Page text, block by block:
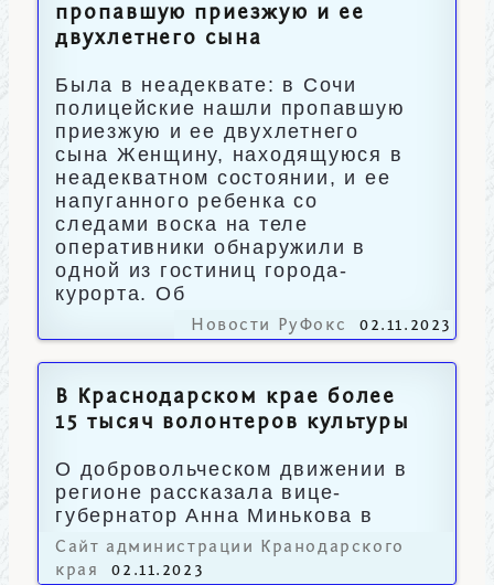
пропавшую приезжую и ее
двухлетнего сына
Была в неадеквате: в Сочи
полицейские нашли пропавшую
приезжую и ее двухлетнего
сына Женщину, находящуюся в
неадекватном состоянии, и ее
напуганного ребенка со
следами воска на теле
оперативники обнаружили в
одной из гостиниц города-
курорта. Об
Новости РуФокс 02.11.2023
В Краснодарском крае более
15 тысяч волонтеров культуры
О добровольческом движении в
регионе рассказала вице-
губернатор Анна Минькова в
своих социальных сетях.
Сайт администрации Кранодарского
края
02.11.2023